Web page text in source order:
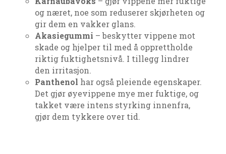
og næret, noe som reduserer skjørheten og
gir dem en vakker glans.
Akasiegummi – beskytter vippene mot
skade og hjelper til med å opprettholde
riktig fuktighetsnivå. I tillegg lindrer
den irritasjon.
Panthenol har også pleiende egenskaper.
Det gjør øyevippene mye mer fuktige, og
takket være intens styrking innenfra,
gjør dem tykkere over tid.